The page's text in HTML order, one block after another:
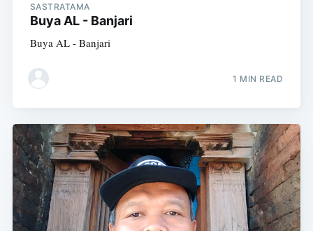
SASTRATAMA
Buya AL - Banjari
Buya AL - Banjari
1 MIN READ